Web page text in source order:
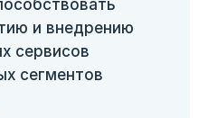
и внедрению
сервисов
сегментов